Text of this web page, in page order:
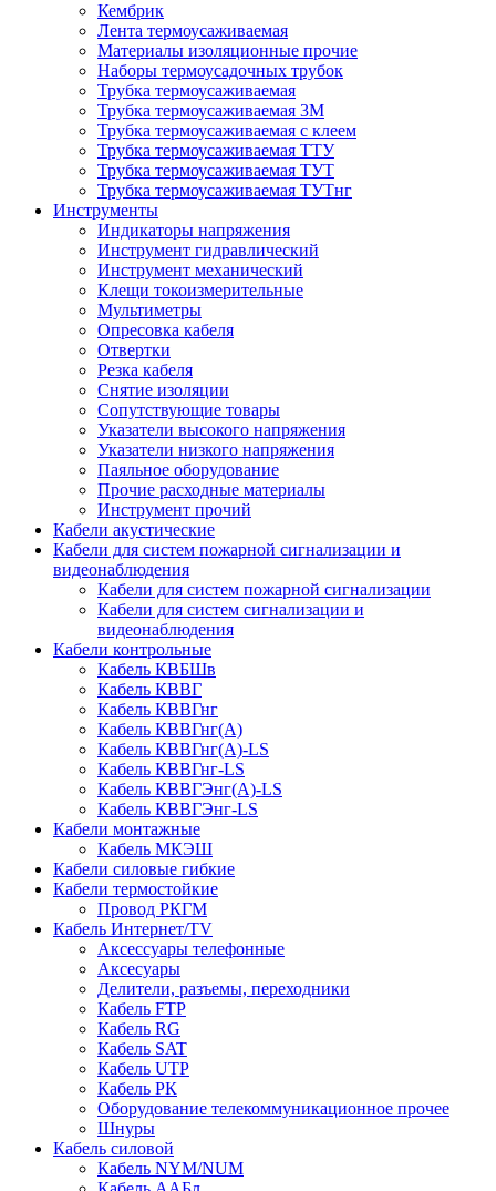
Кембрик
Лента термоусаживаемая
Материалы изоляционные прочие
Наборы термоусадочных трубок
Трубка термоусаживаемая
Трубка термоусаживаемая 3М
Трубка термоусаживаемая с клеем
Трубка термоусаживаемая ТТУ
Трубка термоусаживаемая ТУТ
Трубка термоусаживаемая ТУТнг
Инструменты
Индикаторы напряжения
Инструмент гидравлический
Инструмент механический
Клещи токоизмерительные
Мультиметры
Опресовка кабеля
Отвертки
Резка кабеля
Снятие изоляции
Сопутствующие товары
Указатели высокого напряжения
Указатели низкого напряжения
Паяльное оборудование
Прочие расходные материалы
Инструмент прочий
Кабели акустические
Кабели для систем пожарной сигнализации и
видеонаблюдения
Кабели для систем пожарной сигнализации
Кабели для систем сигнализации и
видеонаблюдения
Кабели контрольные
Кабель КВБШв
Кабель КВВГ
Кабель КВВГнг
Кабель КВВГнг(А)
Кабель КВВГнг(А)-LS
Кабель КВВГнг-LS
Кабель КВВГЭнг(А)-LS
Кабель КВВГЭнг-LS
Кабели монтажные
Кабель МКЭШ
Кабели силовые гибкие
Кабели термостойкие
Провод РКГМ
Кабель Интернет/TV
Аксессуары телефонные
Аксесуары
Делители, разъемы, переходники
Кабель FTP
Кабель RG
Кабель SAT
Кабель UTP
Кабель РК
Оборудование телекоммуникационное прочее
Шнуры
Кабель силовой
Кабель NYM/NUM